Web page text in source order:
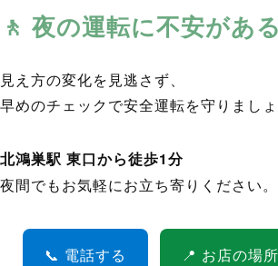
🚶 夜の運転に不安があ
見え方の変化を見逃さず、
早めのチェックで安全運転を守りましょ
北鴻巣駅 東口から徒歩1分
夜間でもお気軽にお立ち寄りください。
📞 電話する 📍 お店の場